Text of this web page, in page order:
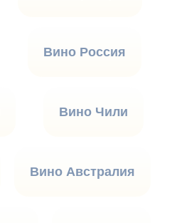
Вино Россия
Вино Чили
Вино Австралия